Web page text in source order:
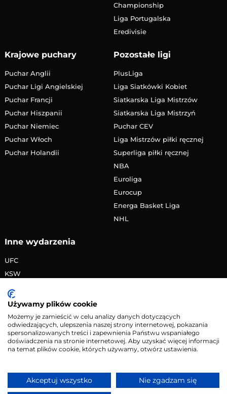
Championship
Liga Portugalska
Eredivisie
Krajowe puchary
Puchar Anglii
Puchar Ligi Angielskiej
Puchar Francji
Puchar Hiszpanii
Puchar Niemiec
Puchar Włoch
Puchar Holandii
Pozostałe ligi
PlusLiga
Liga Siatkówki Kobiet
Siatkarska Liga Mistrzów
Siatkarska Liga Mistrzyń
Puchar CEV
Liga Mistrzów piłki ręcznej
Superliga piłki ręcznej
NBA
Euroliga
Eurocup
Energa Basket Liga
NHL
Inne wydarzenia
UFC
KSW
PRIME MMA
Żużlowa Ekstraliga
Speedway Grand Prix
Skoki narciarskie
Kontakt•Reklama• Polityka prywatności
Używamy plików cookie
Możemy je zamieścić w celu analizy danych dotyczących
odwiedzających, ulepszenia naszej strony internetowej, pokazania
spersonalizowanych treści i zapewnienia Państwu wspaniałego
doświadczenia na stronie internetowej. Aby uzyskać więcej informacji
na temat plików cookie, których używamy, otwórz ustawienia.
Akceptuj wszystko Nie zgadzam się